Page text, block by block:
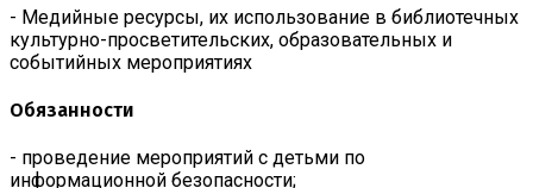
- Медийные ресурсы, их использование в библиотечных
культурно-просветительских, образовательных и
событийных мероприятиях
Обязанности
- проведение мероприятий с детьми по
информационной безопасности;